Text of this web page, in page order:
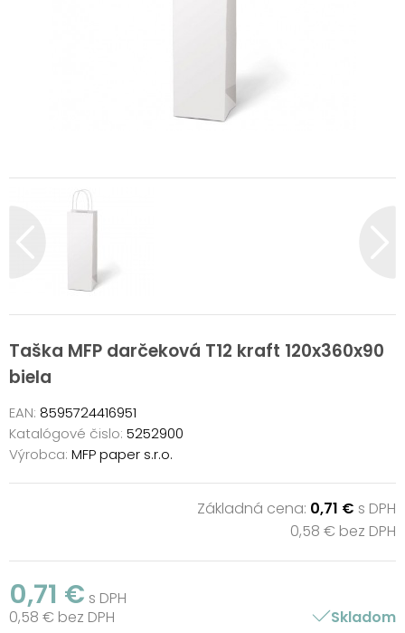
Taška MFP darčeková T12 kraft 120x360x90
biela
EAN: 8595724416951
Katalógové čislo: 5252900
Výrobca: MFP paper s.r.o.
Základná cena: 0,71 € s DPH
0,58 € bez DPH
0,71 € s DPH
0,58 € bez DPH
Skladom